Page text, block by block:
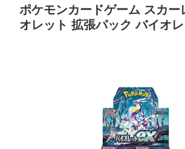
ポケモンカードゲーム スカー
オレット 拡張パック バイオ